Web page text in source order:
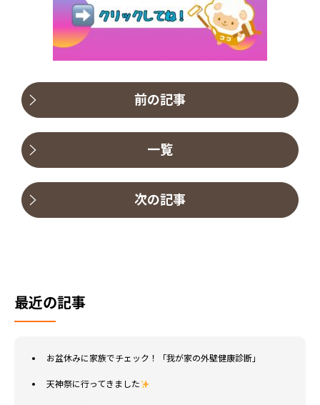
前の記事
一覧
次の記事
最近の記事
お盆休みに家族でチェック！「我が家の外壁健康診断」
天神祭に行ってきました